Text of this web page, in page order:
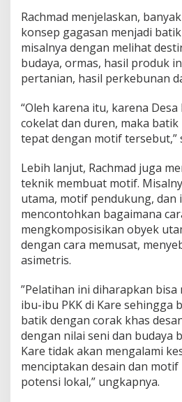
Rachmad menjelaskan,
konsep gagasan menjadi
misalnya dengan melihat
budaya, ormas, hasil produk
pertanian, hasil perkebunan
“Oleh karena itu, karena
cokelat dan duren, maka
tepat dengan motif tersebut,”
Lebih lanjut, Rachmad juga
teknik membuat motif.
utama, motif pendukung, dan
mencontohkan bagaimana
mengkomposisikan obyek
dengan cara memusat,
asimetris.
”Pelatihan ini diharapkan
ibu-ibu PKK di Kare sehingga
batik dengan corak khas
dengan nilai seni dan budaya
Kare tidak akan mengalami
menciptakan desain dan
potensi lokal,” ungkapnya.